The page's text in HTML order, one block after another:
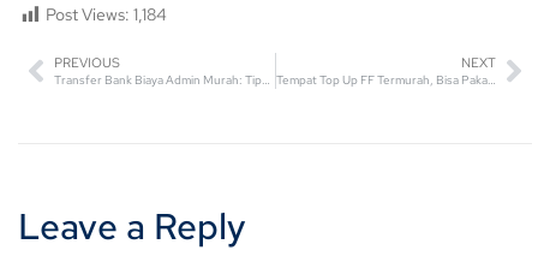
Post Views: 1,184
PREVIOUS
Transfer Bank Biaya Admin Murah: Tips Hemat Kirim Uang
NEXT
Tempat Top Up FF Termurah, Bisa Pakai Pulsa atau DANA!
Leave a Reply